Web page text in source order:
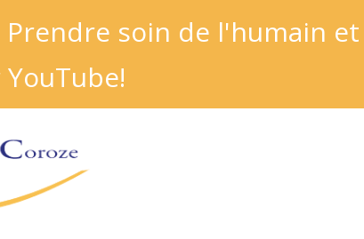
soin de l'humain